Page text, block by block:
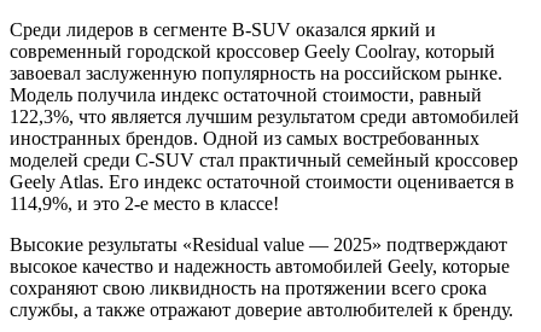
Среди лидеров в сегменте B-SUV оказался яркий и
современный городской кроссовер Geely Coolray, который
завоевал заслуженную популярность на российском рынке.
Модель получила индекс остаточной стоимости, равный
122,3%, что является лучшим результатом среди автомобилей
иностранных брендов. Одной из самых востребованных
моделей среди С-SUV стал практичный семейный кроссовер
Geely Atlas. Его индекс остаточной стоимости оценивается в
114,9%, и это 2-е место в классе!
Высокие результаты «Residual value — 2025» подтверждают
высокое качество и надежность автомобилей Geely, которые
сохраняют свою ликвидность на протяжении всего срока
службы, а также отражают доверие автолюбителей к бренду.